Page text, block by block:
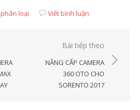
loại Viết bình luận
Bài tiếp theo
NÂNG CẤP CAMERA
360 OTO CHO
SORENTO 2017